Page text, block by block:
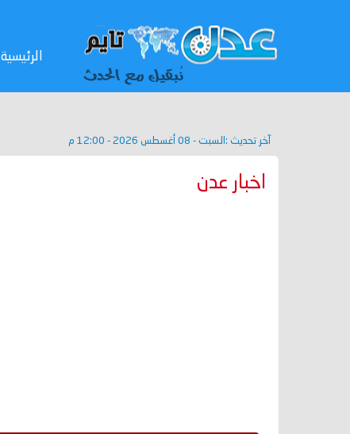
الرئيسية
آخر تحديث : السبت - 08 أغسطس 2026 - 12:00 م
اخبار عدن